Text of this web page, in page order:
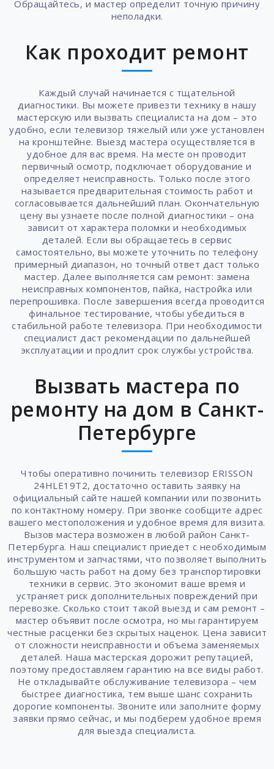
Обращайтесь, и мастер определит точную причину
неполадки.
Как проходит ремонт
Каждый случай начинается с тщательной
диагностики. Вы можете привезти технику в нашу
мастерскую или вызвать специалиста на дом – это
удобно, если телевизор тяжелый или уже установлен
на кронштейне. Выезд мастера осуществляется в
удобное для вас время. На месте он проводит
первичный осмотр, подключает оборудование и
определяет неисправность. Только после этого
называется предварительная стоимость работ и
согласовывается дальнейший план. Окончательную
цену вы узнаете после полной диагностики – она
зависит от характера поломки и необходимых
деталей. Если вы обращаетесь в сервис
самостоятельно, вы можете уточнить по телефону
примерный диапазон, но точный ответ даст только
мастер. Далее выполняется сам ремонт: замена
неисправных компонентов, пайка, настройка или
перепрошивка. После завершения всегда проводится
финальное тестирование, чтобы убедиться в
стабильной работе телевизора. При необходимости
специалист даст рекомендации по дальнейшей
эксплуатации и продлит срок службы устройства.
Вызвать мастера по
ремонту на дом в Санкт-
Петербурге
Чтобы оперативно починить телевизор ERISSON
24HLE19T2, достаточно оставить заявку на
официальный сайте нашей компании или позвонить
по контактному номеру. При звонке сообщите адрес
вашего местоположения и удобное время для визита.
Вызов мастера возможен в любой район Санкт-
Петербурга. Наш специалист приедет с необходимым
инструментом и запчастями, что позволяет выполнить
большую часть работ на дому без транспортировки
техники в сервис. Это экономит ваше время и
устраняет риск дополнительных повреждений при
перевозке. Сколько стоит такой выезд и сам ремонт –
мастер объявит после осмотра, но мы гарантируем
честные расценки без скрытых наценок. Цена зависит
от сложности неисправности и объема заменяемых
деталей. Наша мастерская дорожит репутацией,
поэтому предоставляем гарантию на все виды работ.
Не откладывайте обслуживание телевизора – чем
быстрее диагностика, тем выше шанс сохранить
дорогие компоненты. Звоните или заполните форму
заявки прямо сейчас, и мы подберем удобное время
для выезда специалиста.